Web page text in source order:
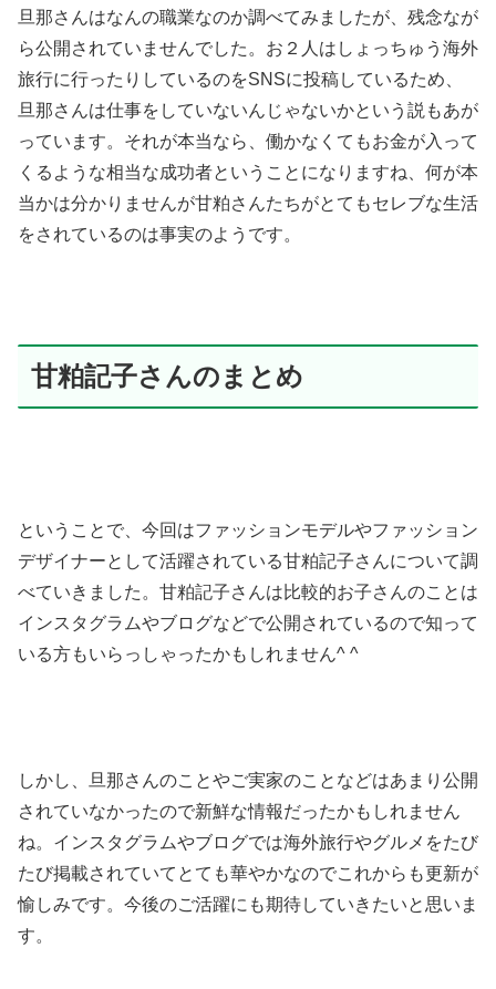
旦那さんはなんの職業なのか調べてみましたが、残念なが
ら公開されていませんでした。お２人はしょっちゅう海外
旅行に行ったりしているのをSNSに投稿しているため、
旦那さんは仕事をしていないんじゃないかという説もあが
っています。それが本当なら、働かなくてもお金が入って
くるような相当な成功者ということになりますね、何が本
当かは分かりませんが甘粕さんたちがとてもセレブな生活
をされているのは事実のようです。
甘粕記子さんのまとめ
ということで、今回はファッションモデルやファッション
デザイナーとして活躍されている甘粕記子さんについて調
べていきました。甘粕記子さんは比較的お子さんのことは
インスタグラムやブログなどで公開されているので知って
いる方もいらっしゃったかもしれません^ ^
しかし、旦那さんのことやご実家のことなどはあまり公開
されていなかったので新鮮な情報だったかもしれません
ね。インスタグラムやブログでは海外旅行やグルメをたび
たび掲載されていてとても華やかなのでこれからも更新が
愉しみです。今後のご活躍にも期待していきたいと思いま
す。